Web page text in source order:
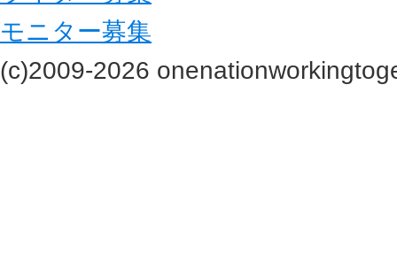
モニター募集
(c)2009-2026